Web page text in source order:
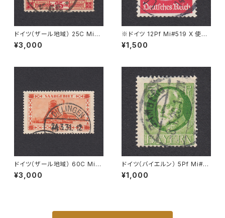
ドイツ（ザール地域） 25C Mi#8
9 使用済み切手｜CAMPHAU
SEN 4.10.1923
¥3,000
※ドイツ 12Pf Mi#519 X 使用
済み切手｜LANGERRINGEN
26.APR.1938
¥1,500
ドイツ（ザール地域） 60C Mi#1
43 使用済み切手｜DILLINGE
N 24.3.1931
¥3,000
ドイツ（バイエルン） 5Pf Mi#9
5 I 使用済み切手｜BAMBERG
8.1.1920
¥1,000